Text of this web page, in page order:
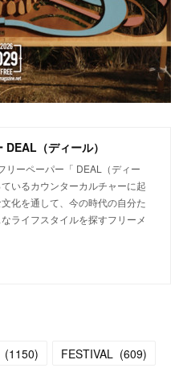
DEAL（ディール）
リーペーパー「 DEAL（ディー
いるカウンターカルチャーに起
化を通して、今の時代の自分た
ライフスタイルを探すフリーメ
(1150) FESTIVAL (609)